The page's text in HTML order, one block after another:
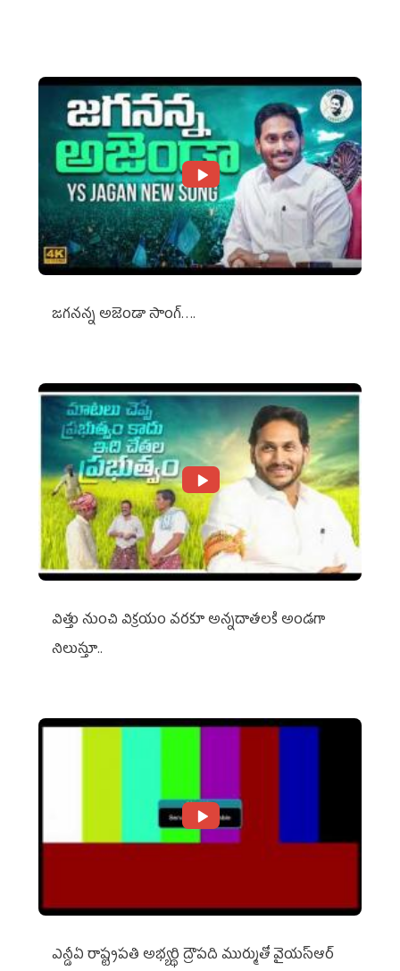
జగనన్న అజెండా సాంగ్….
విత్తు నుంచి విక్రయం వరకూ అన్నదాతలకి అండగా
నిలుస్తూ..
ఎన్డీఏ రాష్ట్ర‌ప‌తి అభ్య‌ర్థి ద్రౌప‌ది ముర్ముతో వైయ‌స్ఆర్